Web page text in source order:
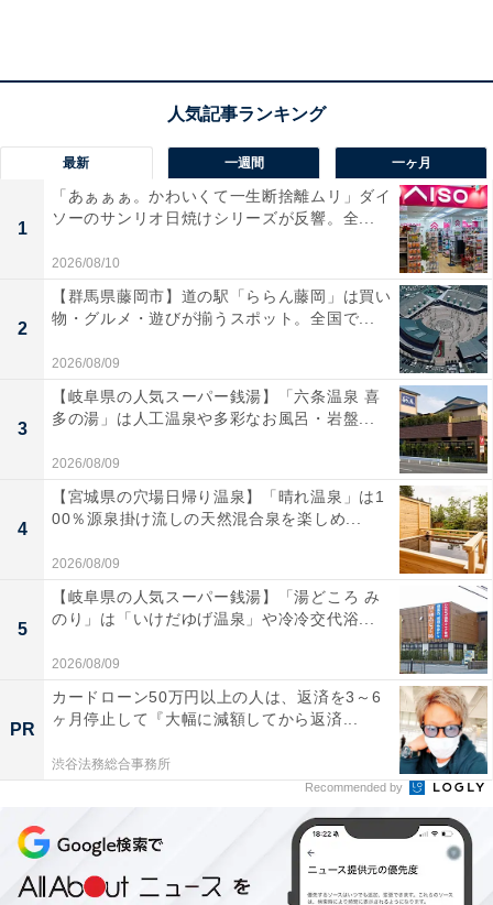
た佇まいが残ります。ロータリーから理科大学通りを渡
ると、すぐ近くにあるのが 金町駅前団地 。
今見ても立派な外観の1号館
この団地は上述の工場跡地を転用し、1968年（昭和43
年）に建設されたもの。地上15階の高層棟で、当時の公
団の取り組みを反映したツインコリドール型（2列の住
居棟を渡り廊下でつなぎ、中間に吹き抜けや中庭を設け
る構造）は、当時としては画期的なものでした。
最新 一週間 一ヶ月
1
「あぁぁぁ。かわいくて一生断捨離ムリ」ダイ
ソーのサンリオ日焼けシリーズが反響。全...
2026/08/10
2
【群馬県藤岡市】道の駅「ららん藤岡」は買い
物・グルメ・遊びが揃うスポット。全国で...
2026/08/09
3
【岐阜県の人気スーパー銭湯】「六条温泉 喜
多の湯」は人工温泉や多彩なお風呂・岩盤...
2026/08/09
4
【宮城県の穴場日帰り温泉】「晴れ温泉」は1
00％源泉掛け流しの天然混合泉を楽しめ...
2026/08/09
5
【岐阜県の人気スーパー銭湯】「湯どころ み
のり」は「いけだゆげ温泉」や冷冷交代浴...
2026/08/09
PR
カードローン50万円以上の人は、返済を3～6
ヶ月停止して『大幅に減額してから返済...
渋谷法務総合事務所
Recommended by